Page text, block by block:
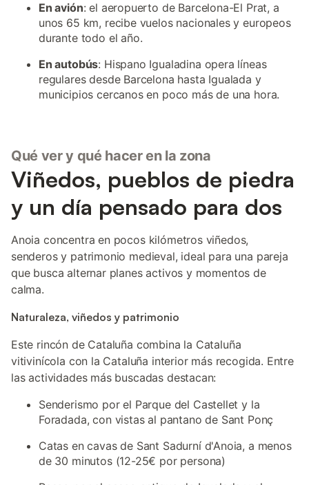
En avión: el aeropuerto de Barcelona-El Prat, a
unos 65 km, recibe vuelos nacionales y europeos
durante todo el año.
En autobús: Hispano Igualadina opera líneas
regulares desde Barcelona hasta Igualada y
municipios cercanos en poco más de una hora.
Qué ver y qué hacer en la zona
Viñedos, pueblos de piedra
y un día pensado para dos
Anoia concentra en pocos kilómetros viñedos,
senderos y patrimonio medieval, ideal para una pareja
que busca alternar planes activos y momentos de
calma.
Naturaleza, viñedos y patrimonio
Este rincón de Cataluña combina la Cataluña
vitivinícola con la Cataluña interior más recogida. Entre
las actividades más buscadas destacan:
Senderismo por el Parque del Castellet y la
Foradada, con vistas al pantano de Sant Ponç
Catas en cavas de Sant Sadurní d'Anoia, a menos
de 30 minutos (12-25€ por persona)